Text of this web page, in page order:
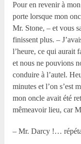
Pour en revenir à
porte lorsque mon
Mr. Stone, – et vous
finissent plus. –
l’heure, ce qui aurait
et nous ne pouvions
conduire à l’autel.
minutes et l’on s’est
mon oncle avait été
mêmeavoir lieu, car
– Mr. Darcy !…